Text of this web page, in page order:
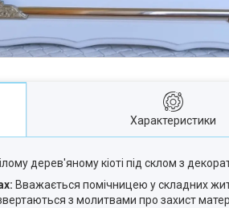
Характеристики
дерев'яному кіоті під склом з
Вважається помічницею у складних
з молитвами про захист